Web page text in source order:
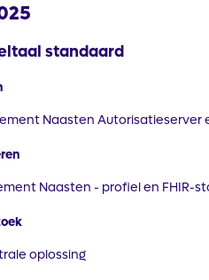
standaard
Naasten Autorisatieserver
Naasten - profiel en FHIR-
oplossing​